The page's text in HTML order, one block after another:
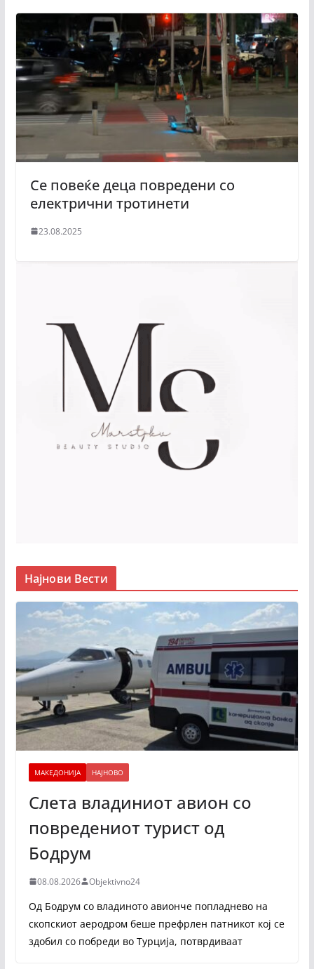
Се повеќе деца повредени со
електрични тротинети
23.08.2025
Најнови Вести
МАКЕДОНИЈА НАЈНОВО
Слета владиниот авион со
повредениот турист од
Бодрум
08.08.2026 Objektivno24
Од Бодрум со владиното авионче попладнево на
скопскиот аеродром беше префрлен патникот кој се
здобил со побреди во Турција, потврдиваат